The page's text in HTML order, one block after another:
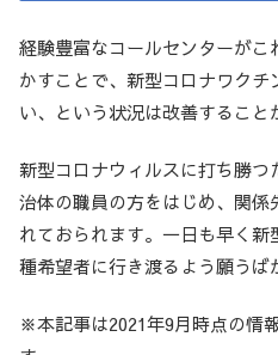
経験豊富なコールセンターが
かすことで、新型コロナワク
い、という状況は改善すること
新型コロナウィルスに打ち勝
治体の職員の方をはじめ、関
れておられます。一日も早く
種希望者に行き渡るよう願うば
※本記事は2021年9月時点の情